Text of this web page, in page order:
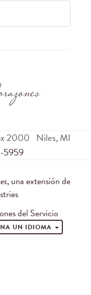
2000 Niles,MI
, una extensión de
del Servicio
UN IDIOMA